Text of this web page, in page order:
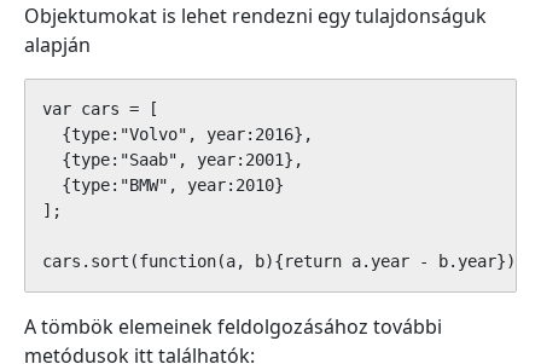
Objektumokat is lehet rendezni egy tulajdonságuk
alapján
var cars = [
  {type:"Volvo", year:2016},
  {type:"Saab", year:2001},
  {type:"BMW", year:2010}
];
cars.sort(function(a, b){return a.year - b.year});
A tömbök elemeinek feldolgozásához további
metódusok itt találhatók: